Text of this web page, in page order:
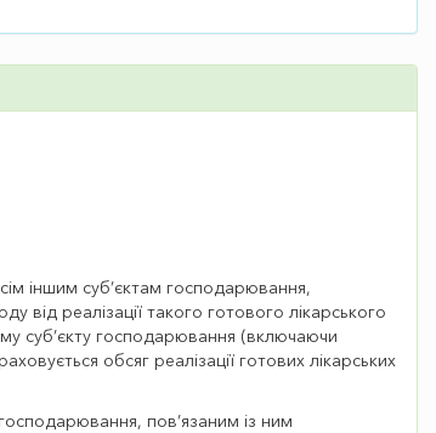
іншим суб’єктам господарювання,
реалізації такого готового лікарського
суб’єкту господарювання (включаючи
обсяг реалізації готових лікарських
пов’язаним із ним